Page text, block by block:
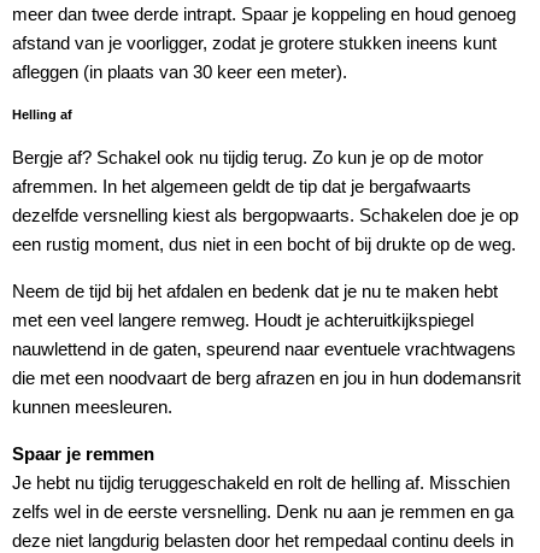
meer dan twee derde intrapt. Spaar je koppeling en houd genoeg
afstand van je voorligger, zodat je grotere stukken ineens kunt
afleggen (in plaats van 30 keer een meter).
Helling af
Bergje af? Schakel ook nu tijdig terug. Zo kun je op de motor
afremmen. In het algemeen geldt de tip dat je bergafwaarts
dezelfde versnelling kiest als bergopwaarts. Schakelen doe je op
een rustig moment, dus niet in een bocht of bij drukte op de weg.
Neem de tijd bij het afdalen en bedenk dat je nu te maken hebt
met een veel langere remweg. Houdt je achteruitkijkspiegel
nauwlettend in de gaten, speurend naar eventuele vrachtwagens
die met een noodvaart de berg afrazen en jou in hun dodemansrit
kunnen meesleuren.
Spaar je remmen
Je hebt nu tijdig teruggeschakeld en rolt de helling af. Misschien
zelfs wel in de eerste versnelling. Denk nu aan je remmen en ga
deze niet langdurig belasten door het rempedaal continu deels in